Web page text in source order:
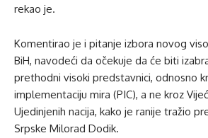
rekao je.
Komentirao je i pitanje izbora novog
BiH, navodeći da očekuje da će biti
prethodni visoki predstavnici, odnosno
implementaciju mira (PIC), a ne kroz
Ujedinjenih nacija, kako je ranije tražio
Srpske Milorad Dodik.